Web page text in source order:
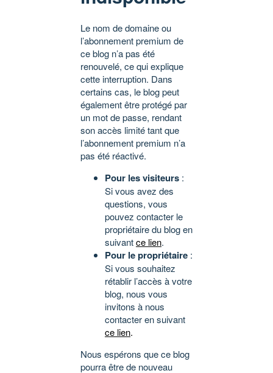
Le nom de domaine ou
l’abonnement premium de
ce blog n’a pas été
renouvelé, ce qui explique
cette interruption. Dans
certains cas, le blog peut
également être protégé par
un mot de passe, rendant
son accès limité tant que
l’abonnement premium n’a
pas été réactivé.
Pour les visiteurs :
Si vous avez des
questions, vous
pouvez contacter le
propriétaire du blog en
suivantce lien.
Pour le propriétaire :
Si vous souhaitez
rétablir l’accès à votre
blog, nous vous
invitons à nous
contacter en suivant
ce lien.
Nous espérons que ce blog
pourra être de nouveau